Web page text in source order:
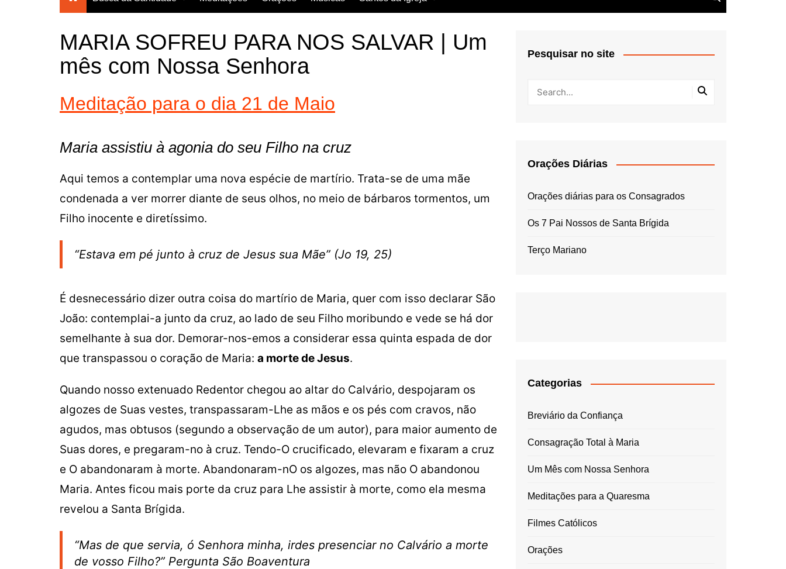
Breviário da Confiança
Um Mês com Maria
Quaresma
Maria
Vida dos Santos
MARIA SOFREU PARA NOS SALVAR | Um
mês com Nossa Senhora
Meditação para o dia 21 de Maio
Maria assistiu à agonia do seu Filho na cruz
Aqui temos a contemplar uma nova espécie de martírio. Trata-se de uma mãe
condenada a ver morrer diante de seus olhos, no meio de bárbaros tormentos, um
Filho inocente e diretíssimo.
“Estava em pé junto à cruz de Jesus sua Mãe” (Jo 19, 25)
É desnecessário dizer outra coisa do martírio de Maria, quer com isso declarar São
João: contemplai-a junto da cruz, ao lado de seu Filho moribundo e vede se há dor
semelhante à sua dor. Demorar-nos-emos a considerar essa quinta espada de dor
que transpassou o coração de Maria: a morte de Jesus.
Quando nosso extenuado Redentor chegou ao altar do Calvário, despojaram os
algozes de Suas vestes, transpassaram-Lhe as mãos e os pés com cravos, não
agudos, mas obtusos (segundo a observação de um autor), para maior aumento de
Suas dores, e pregaram-no à cruz. Tendo-O crucificado, elevaram e fixaram a cruz
e O abandonaram à morte. Abandonaram-nO os algozes, mas não O abandonou
Maria. Antes ficou mais porte da cruz para Lhe assistir à morte, como ela mesma
revelou a Santa Brígida.
“Mas de que servia, ó Senhora minha, irdes presenciar no Calvário a morte
de vosso Filho?” Pergunta São Boaventura
Pesquisar no site
Orações Diárias
Orações diárias para os Consagrados
Os 7 Pai Nossos de Santa Brígida
Terço Mariano
Categorias
Breviário da Confiança
Consagração Total à Maria
Um Mês com Nossa Senhora
Meditações para a Quaresma
Filmes Católicos
Orações